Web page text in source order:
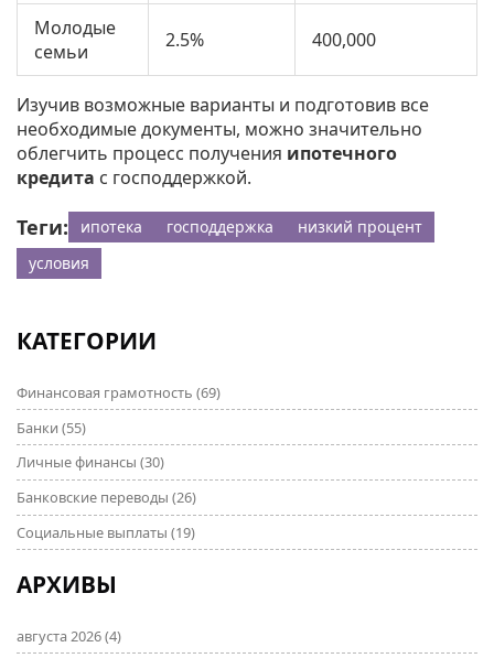
Молодые
семьи
2.5% 400,000
Изучив возможные варианты и подготовив все
необходимые документы, можно значительно
облегчить процесс получения ипотечного
кредита с господдержкой.
Теги: ипотека господдержка
низкий процент
условия
КАТЕГОРИИ
Финансовая грамотность (69)
Банки (55)
Личные финансы (30)
Банковские переводы (26)
Социальные выплаты (19)
АРХИВЫ
августа 2026(4)